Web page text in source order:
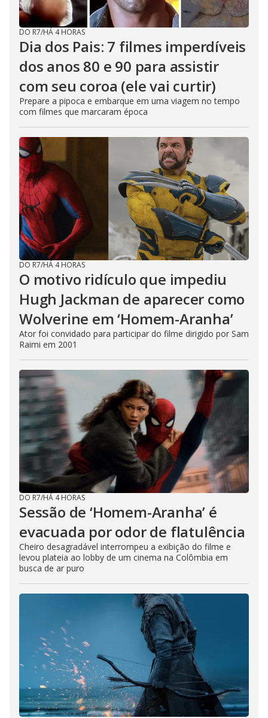
DO R7/HÁ 4 HORAS
Dia dos Pais: 7 filmes imperdíveis
dos anos 80 e 90 para assistir
com seu coroa (ele vai curtir)
Prepare a pipoca e embarque em uma viagem no tempo
com filmes que marcaram época
DO R7/HÁ 4 HORAS
O motivo ridículo que impediu
Hugh Jackman de aparecer como
Wolverine em ‘Homem-Aranha’
Ator foi convidado para participar do filme dirigido por Sam
Raimi em 2001
DO R7/HÁ 4 HORAS
Sessão de ‘Homem-Aranha’ é
evacuada por odor de flatulência
Cheiro desagradável interrompeu a exibição do filme e
levou plateia ao lobby de um cinema na Colômbia em
busca de ar puro